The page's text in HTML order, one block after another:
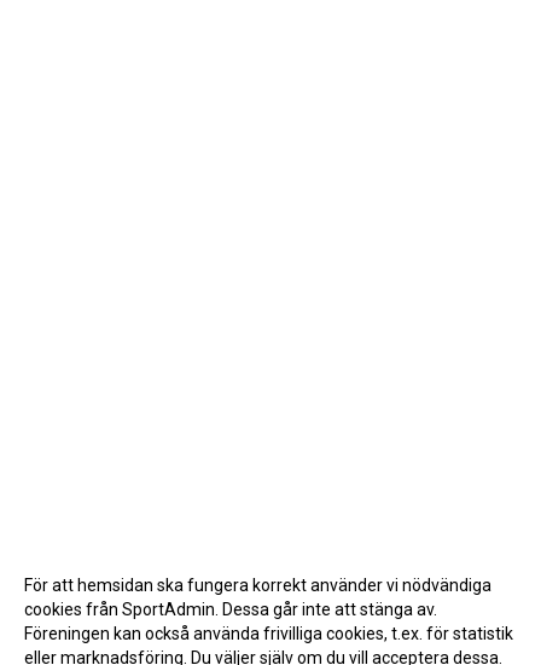
För att hemsidan ska fungera korrekt använder vi nödvändiga
cookies från SportAdmin. Dessa går inte att stänga av.
Föreningen kan också använda frivilliga cookies, t.ex. för statistik
eller marknadsföring. Du väljer själv om du vill acceptera dessa.